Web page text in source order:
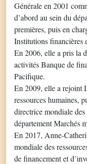
Générale en 2001
d’abord au sein du
premières, puis en
Institutions financières
En 2006, elle a pris la
activités Banque de
Pacifique.
En 2009, elle a rejoint
ressources humaines,
directrice mondiale des
département Marchés
En 2017, Anne-
mondiale des
de financement et